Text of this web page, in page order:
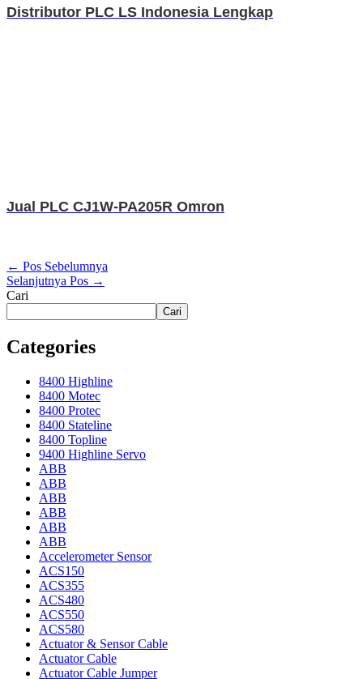
Distributor PLC LS Indonesia Lengkap
Jual PLC CJ1W-PA205R Omron
← Pos Sebelumnya
Selanjutnya Pos →
Cari
Cari
Categories
8400 Highline
8400 Motec
8400 Protec
8400 Stateline
8400 Topline
9400 Highline Servo
ABB
ABB
ABB
ABB
ABB
ABB
Accelerometer Sensor
ACS150
ACS355
ACS480
ACS550
ACS580
Actuator & Sensor Cable
Actuator Cable
Actuator Cable Jumper